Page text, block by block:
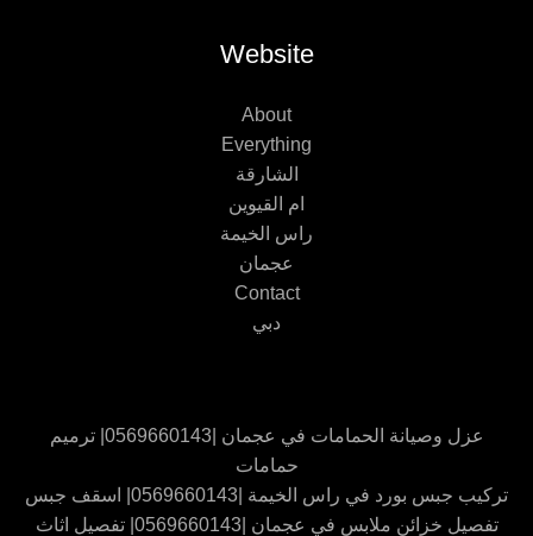
Website
About
Everything
الشارقة
ام القيوين
راس الخيمة
عجمان
Contact
دبي
عزل وصيانة الحمامات في عجمان |0569660143| ترميم
حمامات
تركيب جبس بورد في راس الخيمة |0569660143| اسقف جبس
تفصيل خزائن ملابس في عجمان |0569660143| تفصيل اثاث